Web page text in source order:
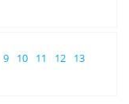
9 10 11 12
13